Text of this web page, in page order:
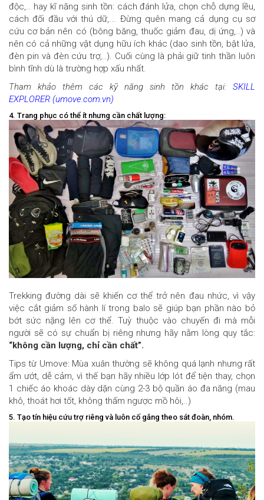
độc,.. hay kĩ năng sinh tồn: cách đánh lửa, chọn chỗ dựng lều,
cách đối đầu với thú dữ,... Đừng quên mang cả dụng cụ sơ
cứu cơ bản nên có (bông băng, thuốc giảm đau, dị ứng,..) và
nên có cả những vật dụng hữu ích khác (dao sinh tồn, bật lửa,
đèn pin và đèn cứu trợ,..). Cuối cùng là phải giữ tinh thần luôn
bình tĩnh dù là trường hợp xấu nhất.
Tham khảo thêm các kỹ năng sinh tồn khác tại: SKILL
EXPLORER (umove.com.vn)
4. Trang phục có thể ít nhưng cần chất lượng:
Trekking đường dài sẽ khiến cơ thể trở nên đau nhức, vì vậy
việc cắt giảm số hành lí trong balo sẽ giúp bạn phần nào bỏ
bớt sức nặng lên cơ thể. Tuỳ thuộc vào chuyến đi mà mỗi
người sẽ có sự chuẩn bị riêng nhưng hãy nằm lòng quy tắc:
“không cần lượng, chỉ cần chất”.
Tips từ Umove: Mùa xuân thường sẽ không quá lạnh nhưng rất
ẩm ướt, dễ cảm, vì thế bạn hãy nhiều lớp lót để tiện thay, chọn
1 chiếc áo khoác dày dặn cùng 2-3 bộ quần áo đa năng (mau
khô, thoát hơi tốt, không thấm ngược mồ hôi,..)
5. Tạo tín hiệu cứu trợ riêng và luôn cố gắng theo sát đoàn, nhóm.